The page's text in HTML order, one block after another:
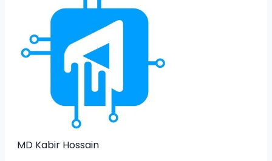
MD Kabir Hossain